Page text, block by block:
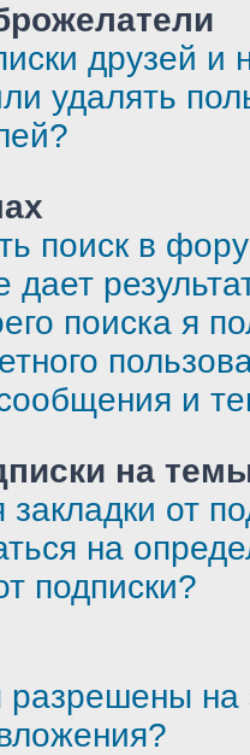
друзей и
удалять
поиск в
дает
поиска я
и
на
от
на
подписки?
разрешены